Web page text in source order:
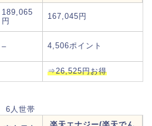
189,065
円
167,045円
– 4,506ポイント
⇒26,525円お得
6人世帯